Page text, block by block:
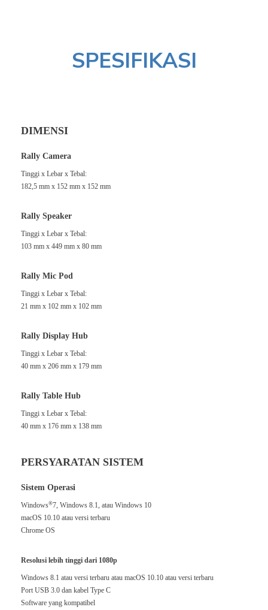
SPESIFIKASI
DIMENSI
Rally Camera
Tinggi x Lebar x Tebal:
182,5 mm x 152 mm x 152 mm
Rally Speaker
Tinggi x Lebar x Tebal:
103 mm x 449 mm x 80 mm
Rally Mic Pod
Tinggi x Lebar x Tebal:
21 mm x 102 mm x 102 mm
Rally Display Hub
Tinggi x Lebar x Tebal:
40 mm x 206 mm x 179 mm
Rally Table Hub
Tinggi x Lebar x Tebal:
40 mm x 176 mm x 138 mm
PERSYARATAN SISTEM
Sistem Operasi
Windows®7, Windows 8.1, atau Windows 10
macOS 10.10 atau versi terbaru
Chrome OS
Resolusi lebih tinggi dari 1080p
Windows 8.1 atau versi terbaru atau macOS 10.10 atau versi terbaru
Port USB 3.0 dan kabel Type C
Software yang kompatibel